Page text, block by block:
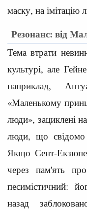
маску, на імітацію
Резонанс: від
Тема втрати
культурі, але
наприклад,
«Маленькому
люди», зациклені
люди, що свідомо
Якщо Сент-
через пам'ять
песимістичний:
назад